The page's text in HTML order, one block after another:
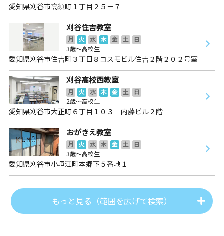
愛知県刈谷市高須町１丁目２５－７
刈谷住吉教室
月 火 水 木 金 土
日
3歳～高校生
愛知県刈谷市住吉町３丁目８コスモビル住吉２階２０２号室
刈谷高校西教室
月 火 水 木 金 土
日
2歳～高校生
愛知県刈谷市大正町６丁目１０３ 内藤ビル２階
おがきえ教室
月 火 水 木 金 土
日
3歳～高校生
愛知県刈谷市小垣江町本郷下５番地１
もっと見る（範囲を広げて検索）